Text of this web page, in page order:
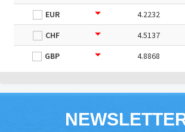
EUR
4.2232
CHF
4.5137
GBP
4.8868